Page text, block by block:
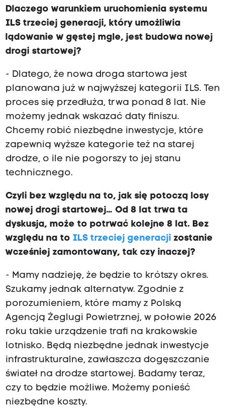
Dlaczego warunkiem uruchomienia systemu
ILS trzeciej generacji, który umożliwia
lądowanie w gęstej mgle, jest budowa nowej
drogi startowej?
- Dlatego, że nowa droga startowa jest
planowana już w najwyższej kategorii ILS. Ten
proces się przedłuża, trwa ponad 8 lat. Nie
możemy jednak wskazać daty finiszu.
Chcemy robić niezbędne inwestycje, które
zapewnią wyższe kategorie też na starej
drodze, o ile nie pogorszy to jej stanu
technicznego.
Czyli bez względu na to, jak się potoczą losy
nowej drogi startowej… Od 8 lat trwa ta
dyskusja, może to potrwać kolejne 8 lat. Bez
względu na to ILS trzeciej generacji zostanie
wcześniej zamontowany, tak czy inaczej?
- Mamy nadzieję, że będzie to krótszy okres.
Szukamy jednak alternatyw. Zgodnie z
porozumieniem, które mamy z Polską
Agencją Żeglugi Powietrznej, w połowie 2026
roku takie urządzenie trafi na krakowskie
lotnisko. Będą niezbędne jednak inwestycje
infrastrukturalne, zawłaszcza dogęszczanie
świateł na drodze startowej. Badamy teraz,
czy to będzie możliwe. Możemy ponieść
niezbędne koszty.